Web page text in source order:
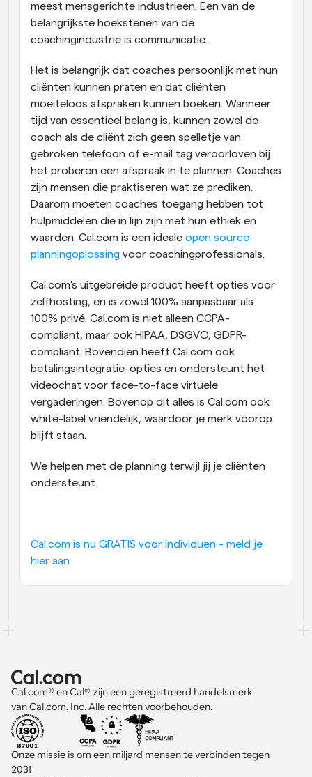
meest mensgerichte industrieën. Een van de
belangrijkste hoekstenen van de
coachingindustrie is communicatie.
Het is belangrijk dat coaches persoonlijk met hun
cliënten kunnen praten en dat cliënten
moeiteloos afspraken kunnen boeken. Wanneer
tijd van essentieel belang is, kunnen zowel de
coach als de cliënt zich geen spelletje van
gebroken telefoon of e-mail tag veroorloven bij
het proberen een afspraak in te plannen. Coaches
zijn mensen die praktiseren wat ze prediken.
Daarom moeten coaches toegang hebben tot
hulpmiddelen die in lijn zijn met hun ethiek en
waarden. Cal.com is een ideale open source
planningoplossing voor coachingprofessionals.
Cal.com's uitgebreide product heeft opties voor
zelfhosting, en is zowel 100% aanpasbaar als
100% privé. Cal.com is niet alleen CCPA-
compliant, maar ook HIPAA, DSGVO, GDPR-
compliant. Bovendien heeft Cal.com ook
betalingsintegratie-opties en ondersteunt het
videochat voor face-to-face virtuele
vergaderingen. Bovenop dit alles is Cal.com ook
white-label vriendelijk, waardoor je merk voorop
blijft staan.
We helpen met de planning terwijl jij je cliënten
ondersteunt.
Cal.com is nu GRATIS voor individuen - meld je
hier aan
Cal.com® en Cal® zijn een geregistreerd handelsmerk
van Cal.com, Inc. Alle rechten voorbehouden.
Onze missie is om een miljard mensen te verbinden tegen
2031